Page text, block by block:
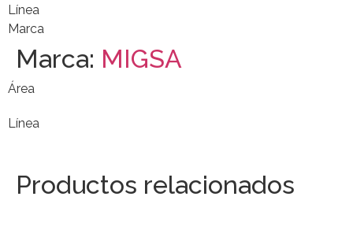
Línea
Marca
Marca: MIGSA
Área
Línea
Productos relacionados